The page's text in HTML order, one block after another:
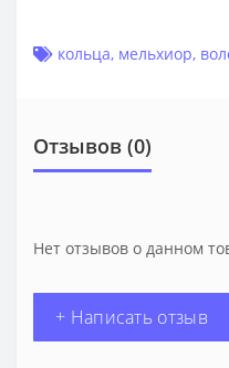
кольца, мельхиор,
Отзывов (0)
Нет отзывов о данном
+ Написать отзыв